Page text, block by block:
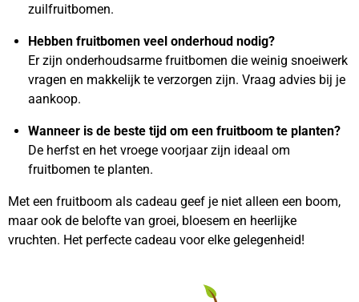
zuilfruitbomen.
Hebben fruitbomen veel onderhoud nodig?
Er zijn onderhoudsarme fruitbomen die weinig snoeiwerk
vragen en makkelijk te verzorgen zijn. Vraag advies bij je
aankoop.
Wanneer is de beste tijd om een fruitboom te planten?
De herfst en het vroege voorjaar zijn ideaal om
fruitbomen te planten.
Met een fruitboom als cadeau geef je niet alleen een boom,
maar ook de belofte van groei, bloesem en heerlijke
vruchten. Het perfecte cadeau voor elke gelegenheid!